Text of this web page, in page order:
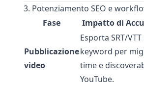
3. Potenziamento SEO e
Fase
Impatto di
Pubblicazione
video
Esporta SRT/
keyword per
time e
YouTube.